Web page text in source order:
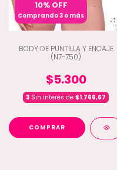
10% OFF
Comprando 3 o más
BODY DE PUNTILLA Y ENCAJE
(N7-750)
$5.300
3 Sin interés de $1.766,67
COMPRAR